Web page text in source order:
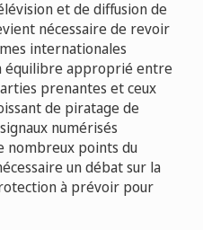
et de diffusion de
nécessaire de revoir
internationales
équilibre approprié entre
prenantes et ceux
de piratage de
numérisés
nombreux points du
un débat sur la
à prévoir pour